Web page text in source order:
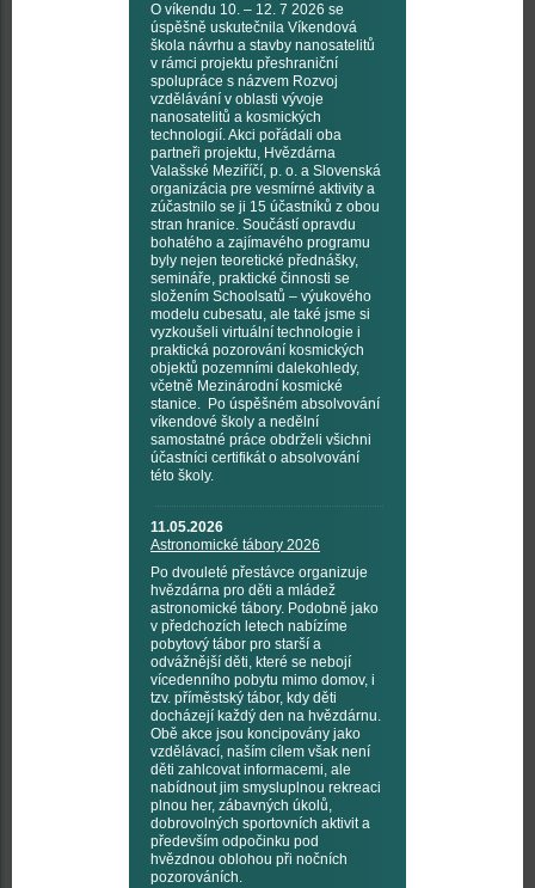
O víkendu 10. – 12. 7 2026 se
úspěšně uskutečnila Víkendová
škola návrhu a stavby nanosatelitů
v rámci projektu přeshraniční
spolupráce s názvem Rozvoj
vzdělávání v oblasti vývoje
nanosatelitů a kosmických
technologií. Akci pořádali oba
partneři projektu, Hvězdárna
Valašské Meziříčí, p. o. a Slovenská
organizácia pre vesmírné aktivity a
zúčastnilo se ji 15 účastníků z obou
stran hranice. Součástí opravdu
bohatého a zajímavého programu
byly nejen teoretické přednášky,
semináře, praktické činnosti se
složením Schoolsatů – výukového
modelu cubesatu, ale také jsme si
vyzkoušeli virtuální technologie i
praktická pozorování kosmických
objektů pozemními dalekohledy,
včetně Mezinárodní kosmické
stanice. Po úspěšném absolvování
víkendové školy a nedělní
samostatné práce obdrželi všichni
účastníci certifikát o absolvování
této školy.
11.05.2026
Astronomické tábory 2026
Po dvouleté přestávce organizuje
hvězdárna pro děti a mládež
astronomické tábory. Podobně jako
v předchozích letech nabízíme
pobytový tábor pro starší a
odvážnější děti, které se nebojí
vícedenního pobytu mimo domov, i
tzv. příměstský tábor, kdy děti
docházejí každý den na hvězdárnu.
Obě akce jsou koncipovány jako
vzdělávací, naším cílem však není
děti zahlcovat informacemi, ale
nabídnout jim smysluplnou rekreaci
plnou her, zábavných úkolů,
dobrovolných sportovních aktivit a
především odpočinku pod
hvězdnou oblohou při nočních
pozorováních.